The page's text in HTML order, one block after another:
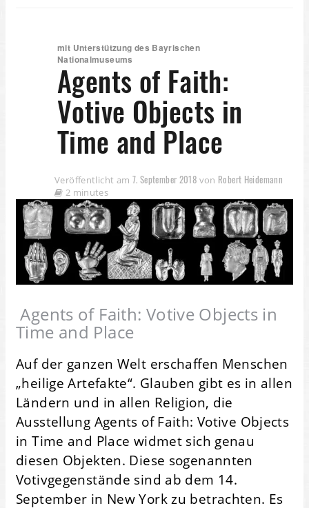
mit Unterstützung des Bayrischen
Nationalmuseums
Agents of Faith:
Votive Objects in
Time and Place
Veröffentlicht am 7. September 2018 von Robert Heidemann
2 minutes
Agents of Faith: Votive Objects in
Time and Place
Auf der ganzen Welt erschaffen Menschen
„heilige Artefakte“. Glauben gibt es in allen
Ländern und in allen Religion, die
Ausstellung Agents of Faith: Votive Objects
in Time and Place widmet sich genau
diesen Objekten. Diese sogenannten
Votivgegenstände sind ab dem 14.
September in New York zu betrachten. Es